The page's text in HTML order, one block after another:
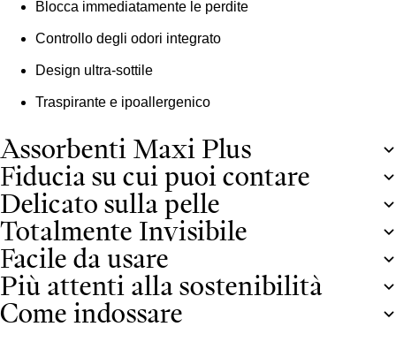
Blocca immediatamente le perdite
Controllo degli odori integrato
Design ultra-sottile
Traspirante e ipoallergenico
Assorbenti Maxi Plus
Fiducia su cui puoi contare
Delicato sulla pelle
Totalmente Invisibile
Facile da usare
Più attenti alla sostenibilità
Come indossare